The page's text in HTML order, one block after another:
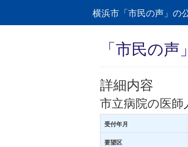
横浜市「市民の声」の
「市民の
詳細内容
市立病院の医
受付年月
要望区